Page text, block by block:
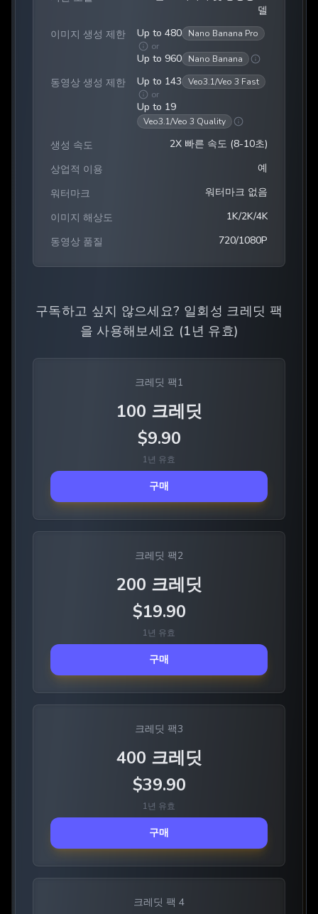
델
이미지 생성 제한
Up to 480 Nano Banana Pro
or
Up to 960 Nano Banana
동영상 생성 제한 Up to 143 Veo3.1/Veo 3 Fast
or
Up to 19
Veo3.1/Veo 3 Quality
생성 속도
2X 빠른 속도 (8-10초)
상업적 이용
예
워터마크
워터마크 없음
이미지 해상도
1K/2K/4K
동영상 품질
720/1080P
구독하고 싶지 않으세요? 일회성 크레딧 팩
을 사용해보세요 (1년 유효)
크레딧 팩1
100 크레딧
$9.90
1년 유효
구매
크레딧 팩2
200 크레딧
$19.90
1년 유효
구매
크레딧 팩3
400 크레딧
$39.90
1년 유효
구매
크레딧 팩 4